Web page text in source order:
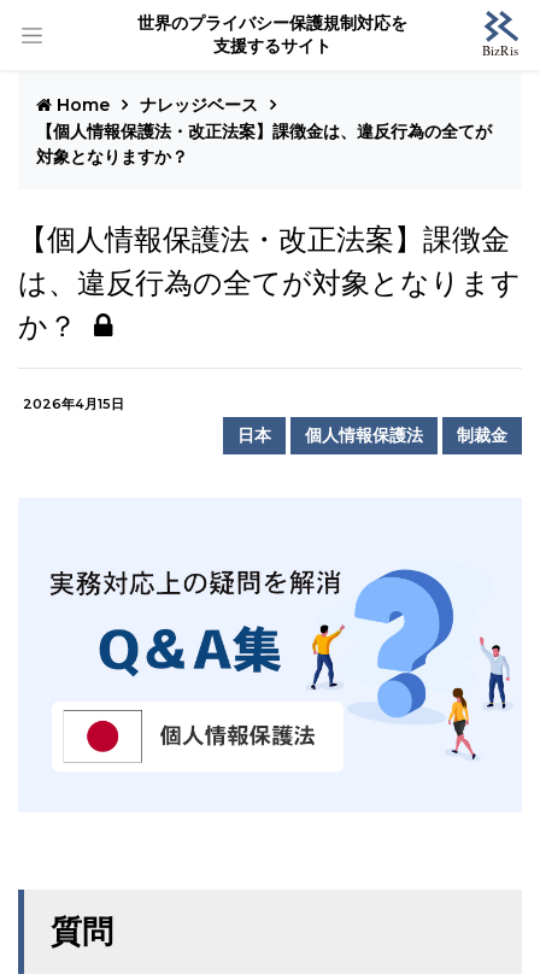
世界のプライバシー保護規制対応を
支援するサイト
Home
ナレッジベース
【個人情報保護法・改正法案】課徴金は、違反行為の全てが
対象となりますか？
【個人情報保護法・改正法案】課徴金
は、違反行為の全てが対象となります
か？
2026年4月15日
日本 個人情報保護法 制裁金
質問